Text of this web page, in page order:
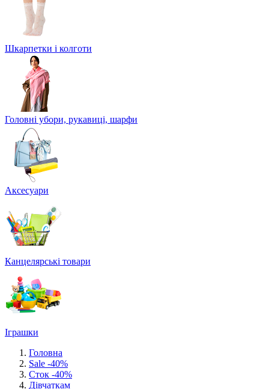
Шкарпетки і колготи
Головні убори, рукавиці, шарфи
Аксесуари
Канцелярські товари
Іграшки
Головна
Sale -40%
Сток -40%
Дівчаткам